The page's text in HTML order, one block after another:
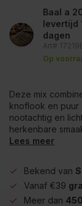
Baal a
levertijd
dagen
Art#
Op
Deze mix
knoflook en puur
nootachtig en
herkenbare
Lees meer
Bekend van
Vanaf €39
Meer dan